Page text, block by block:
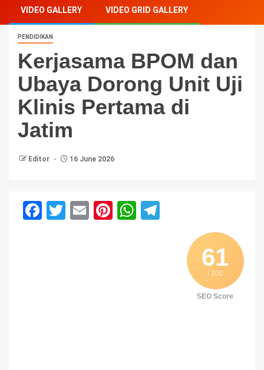
VIDEO GALLERY VIDEO GRID GALLERY
PENDIDIKAN
Kerjasama BPOM dan
Ubaya Dorong Unit Uji
Klinis Pertama di
Jatim
Editor 16 June 2026
Facebook
Twitter
EmailPinterest
WhatsApp
61
/ 100
SEO Score